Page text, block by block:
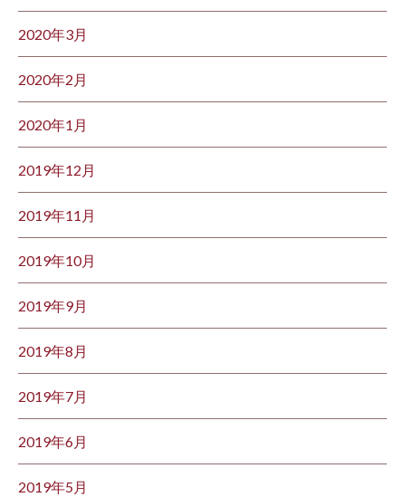
2020年3月
2020年2月
2020年1月
2019年12月
2019年11月
2019年10月
2019年9月
2019年8月
2019年7月
2019年6月
2019年5月